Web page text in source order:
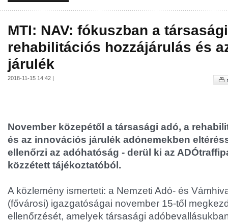
MTI: NAV: fókuszban a
rehabilitációs hozzájárulás és
járulék
2018-11-15 14:42 |
November közepétől a társasági adó, a
és az innovációs járulék adónemekben
ellenőrzi az adóhatóság - derül ki az
közzétett tájékoztatóból.
A közlemény ismerteti: a Nemzeti Adó- és
(fővárosi) igazgatóságai november 15-től
ellenőrzését, amelyek társasági